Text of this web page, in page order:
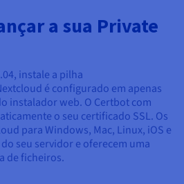
a sua Private
instale a pilha
é configurado em apenas
instalador web. O Certbot com
o seu certificado SSL. Os
para Windows, Mac, Linux, iOS e
seu servidor e oferecem uma
de ficheiros.